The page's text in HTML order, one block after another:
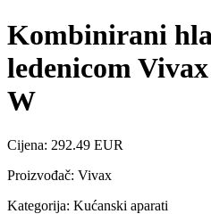
Kombinirani
ledenicom
W
Cijena: 292.49 EUR
Proizvođač: Vivax
Kategorija: Kućanski aparati